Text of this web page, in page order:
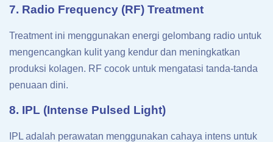
7. Radio Frequency (RF) Treatment
Treatment ini menggunakan energi gelombang radio untuk
mengencangkan kulit yang kendur dan meningkatkan
produksi kolagen. RF cocok untuk mengatasi tanda-tanda
penuaan dini.
8. IPL (Intense Pulsed Light)
IPL adalah perawatan menggunakan cahaya intens untuk